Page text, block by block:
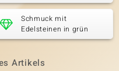
Schmuck mit
Edelsteinen in grün
Artikels